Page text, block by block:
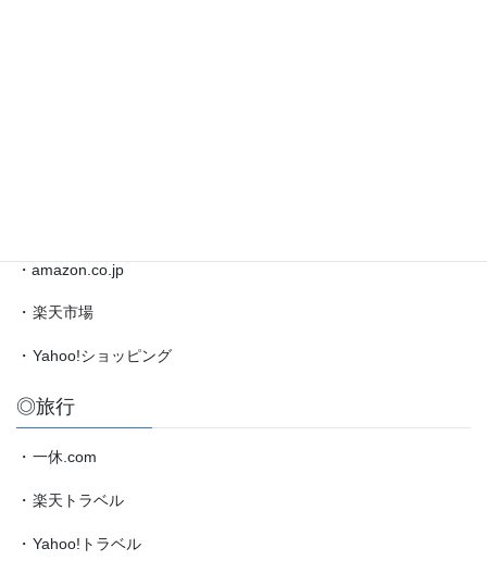
・amazon.co.jp
・ 楽天市場
・ Yahoo!ショッピング
◎旅行
・ 一休.com
・ 楽天トラベル
・ Yahoo!トラベル